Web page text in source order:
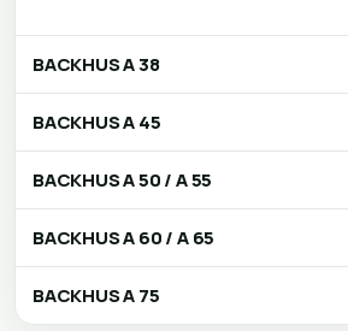
BACKHUS A 38
BACKHUS A 45
BACKHUS A 50 / A 55
BACKHUS A 60 / A 65
BACKHUS A 75